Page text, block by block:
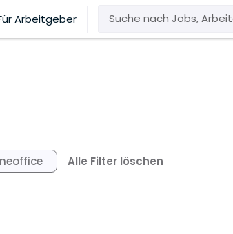
Arbeitgeber
Alle Filter löschen